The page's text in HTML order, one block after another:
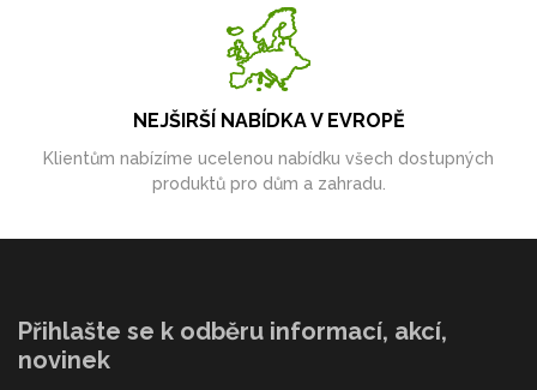
NEJŠIRŠÍ NABÍDKA V EVROPĚ
Klientům nabízíme ucelenou nabídku všech dostupných
produktů pro dům a zahradu.
Přihlašte se k odběru informací, akcí,
novinek